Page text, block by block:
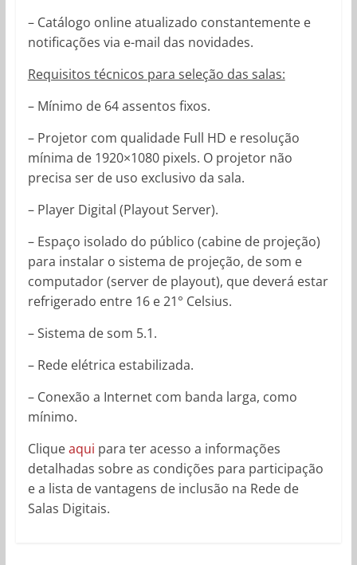
– Catálogo online atualizado constantemente e
notificações via e-mail das novidades.
Requisitos técnicos para seleção das salas:
– Mínimo de 64 assentos fixos.
– Projetor com qualidade Full HD e resolução
mínima de 1920×1080 pixels. O projetor não
precisa ser de uso exclusivo da sala.
– Player Digital (Playout Server).
– Espaço isolado do público (cabine de projeção)
para instalar o sistema de projeção, de som e
computador (server de playout), que deverá estar
refrigerado entre 16 e 21° Celsius.
– Sistema de som 5.1.
– Rede elétrica estabilizada.
– Conexão a Internet com banda larga, como
mínimo.
Cliqueaqui para ter acesso a informações
detalhadas sobre as condições para participação
e a lista de vantagens de inclusão na Rede de
Salas Digitais.